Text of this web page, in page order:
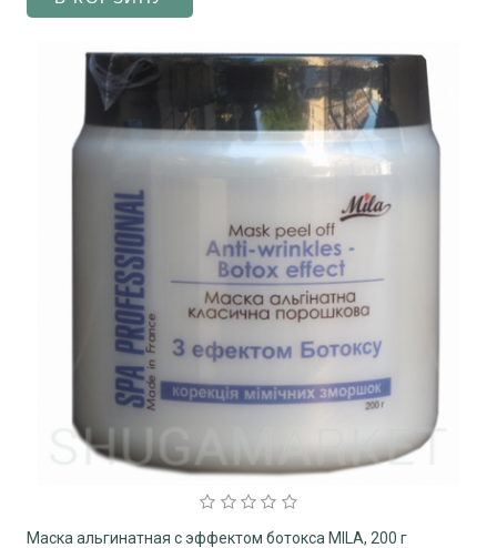
Маска альгинатная c эффектом ботокса MILA, 200 г